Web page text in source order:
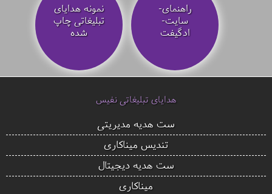
راهنمای-
سایت-
ادگیفت
نمونه هدایای
تبلیغاتی چاپ
شده
هدایای تبلیغاتی نفیس
ست هدیه مدیریتی
تندیس میناکاری
ست هدیه دیجیتال
میناکاری